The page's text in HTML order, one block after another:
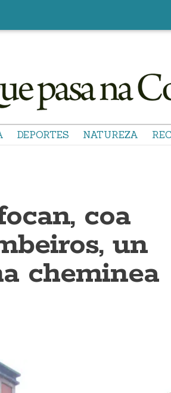
DEPORTES NATUREZA
coa
un
cheminea